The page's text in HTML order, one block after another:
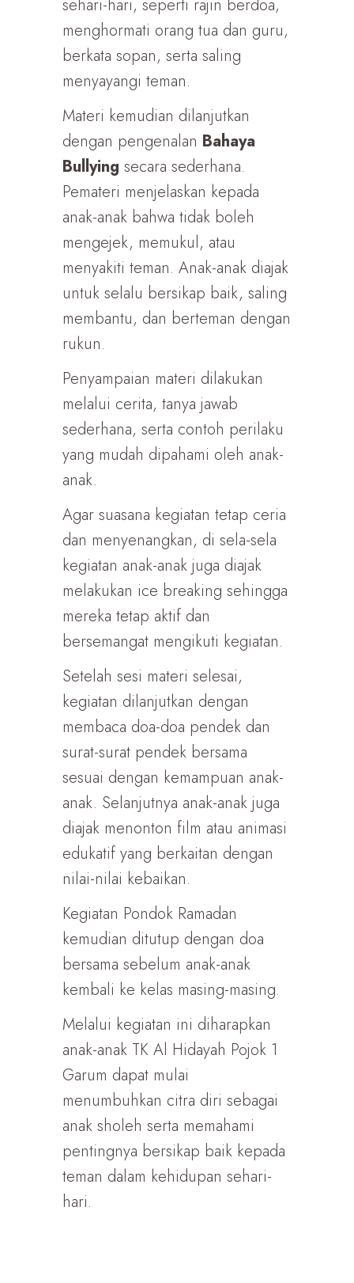
sehari-hari, seperti rajin berdoa,
menghormati orang tua dan guru,
berkata sopan, serta saling
menyayangi teman.
Materi kemudian dilanjutkan
dengan pengenalan Bahaya
Bullying secara sederhana.
Pemateri menjelaskan kepada
anak-anak bahwa tidak boleh
mengejek, memukul, atau
menyakiti teman. Anak-anak diajak
untuk selalu bersikap baik, saling
membantu, dan berteman dengan
rukun.
Penyampaian materi dilakukan
melalui cerita, tanya jawab
sederhana, serta contoh perilaku
yang mudah dipahami oleh anak-
anak.
Agar suasana kegiatan tetap ceria
dan menyenangkan, di sela-sela
kegiatan anak-anak juga diajak
melakukan ice breaking sehingga
mereka tetap aktif dan
bersemangat mengikuti kegiatan.
Setelah sesi materi selesai,
kegiatan dilanjutkan dengan
membaca doa-doa pendek dan
surat-surat pendek bersama
sesuai dengan kemampuan anak-
anak. Selanjutnya anak-anak juga
diajak menonton film atau animasi
edukatif yang berkaitan dengan
nilai-nilai kebaikan.
Kegiatan Pondok Ramadan
kemudian ditutup dengan doa
bersama sebelum anak-anak
kembali ke kelas masing-masing.
Melalui kegiatan ini diharapkan
anak-anak TK Al Hidayah Pojok 1
Garum dapat mulai
menumbuhkan citra diri sebagai
anak sholeh serta memahami
pentingnya bersikap baik kepada
teman dalam kehidupan sehari-
hari.